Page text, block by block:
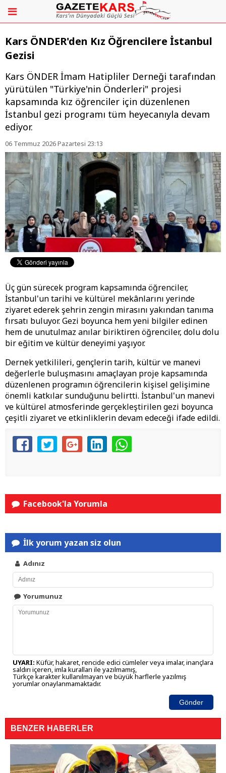
Kars ÖNDER'den Kız Öğrencilere İstanbul
Gezisi
Kars ÖNDER İmam Hatipliler Derneği tarafından
yürütülen "Türkiye'nin Önderleri" projesi
kapsamında kız öğrenciler için düzenlenen
İstanbul gezi programı tüm heyecanıyla devam
ediyor.
06 Temmuz 2026 Pazartesi 23:13
Üç gün sürecek program kapsamında öğrenciler,
İstanbul'un tarihi ve kültürel mekânlarını yerinde
ziyaret ederek şehrin zengin mirasını yakından tanıma
fırsatı buluyor. Gezi boyunca hem yeni bilgiler edinen
hem de unutulmaz anılar biriktiren öğrenciler, dolu dolu
bir eğitim ve kültür deneyimi yaşıyor.
Dernek yetkilileri, gençlerin tarih, kültür ve manevi
değerlerle buluşmasını amaçlayan proje kapsamında
düzenlenen programın öğrencilerin kişisel gelişimine
önemli katkılar sunduğunu belirtti. İstanbul'un manevi
ve kültürel atmosferinde gerçekleştirilen gezi boyunca
çeşitli ziyaret ve etkinliklerin devam edeceği ifade edildi.
Facebook'la Yorumla
İlk yorum yazan siz olun
Adınız
Yorumunuz
UYARI: Küfür, hakaret, rencide edici cümleler veya imalar, inançlara
saldırı içeren, imla kuralları ile yazılmamış,
Türkçe karakter kullanılmayan ve büyük harflerle yazılmış
yorumlar onaylanmamaktadır.
Gönder
BENZER HABERLER